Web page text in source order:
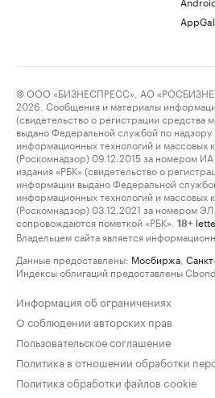
© ООО «БИЗНЕСПРЕСС», АО
2026. Сообщения и материалы
(свидетельство о регистрации средства
выдано Федеральной службой по надзору
информационных технологий и массовых
(Роскомнадзор) 09.12.2015 за номером
издания «РБК» (свидетельство о
информации выдано Федеральной
информационных технологий и массовых
(Роскомнадзор) 03.12.2021 за номером
сопровождаются пометкой «РБК».
18+
Владельцем сайта является
Данные предоставлены: Мосбиржа
Индексы облигаций предоставлены
Информация об ограничениях
О соблюдении авторских прав
Пользовательское соглашение
Политика в отношении обработки
Политика обработки файлов cookie